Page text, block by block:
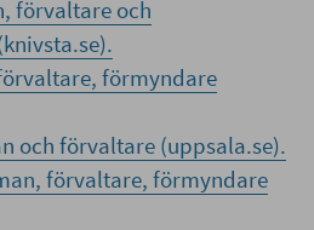
förvaltare och
förmyndare
och förvaltare (uppsala.se).
förvaltare, förmyndare